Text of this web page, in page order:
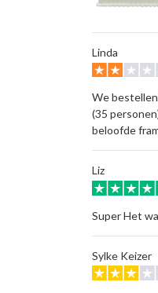
Linda
We
(35
beloofde
Liz
Super Het
Sylke Keizer